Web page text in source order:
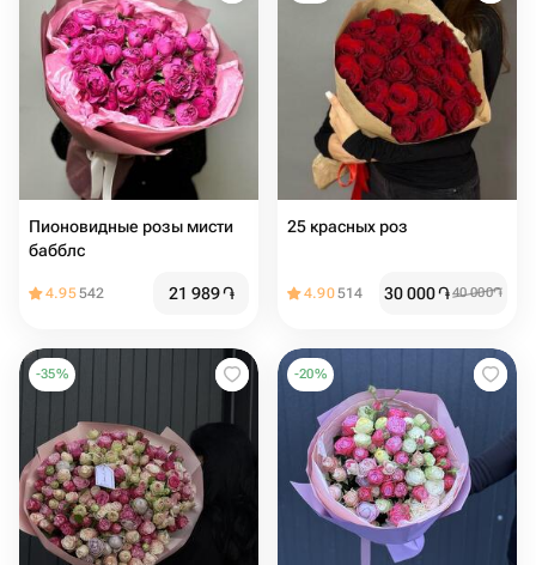
Пионовидные розы мисти
бабблс
4.95542 21 989֏
25 красных роз
4.90514 30 000֏40 000֏
-35% -20%